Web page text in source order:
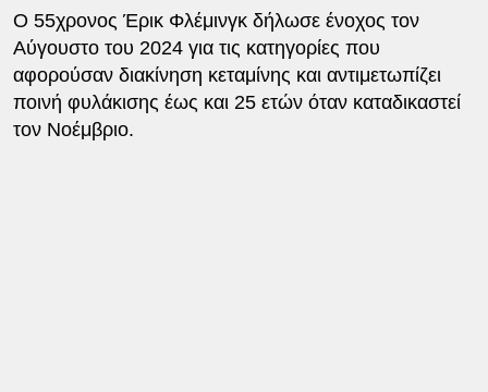
Ο 55χρονος Έρικ Φλέμινγκ δήλωσε ένοχος τον
Αύγουστο του 2024 για τις κατηγορίες που
αφορούσαν διακίνηση κεταμίνης και αντιμετωπίζει
ποινή φυλάκισης έως και 25 ετών όταν καταδικαστεί
τον Νοέμβριο.